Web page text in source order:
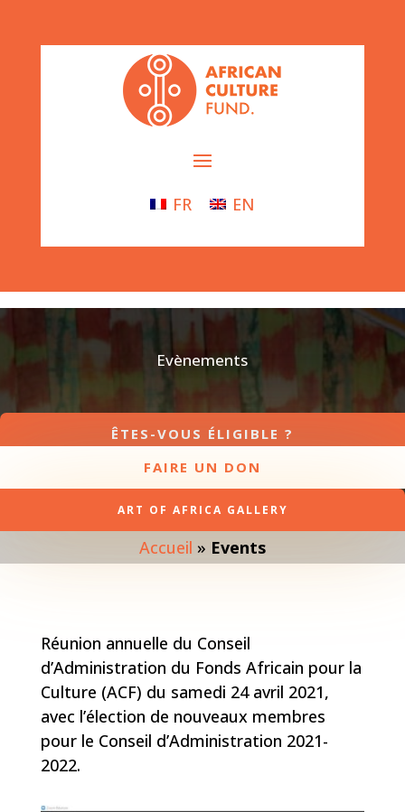
FR EN
Evènements
ÊTES-VOUS ÉLIGIBLE ?
FAIRE UN DON
ART OF AFRICA GALLERY
Accueil » Events
Réunion annuelle du Conseil
d’Administration du Fonds Africain pour la
Culture (ACF) du samedi 24 avril 2021,
avec l’élection de nouveaux membres
pour le Conseil d’Administration 2021-
2022.